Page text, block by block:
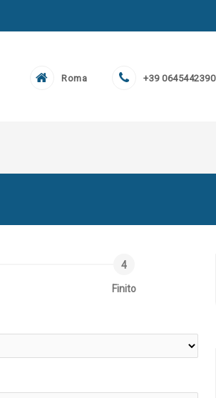
Roma +39 0645442390
Finito